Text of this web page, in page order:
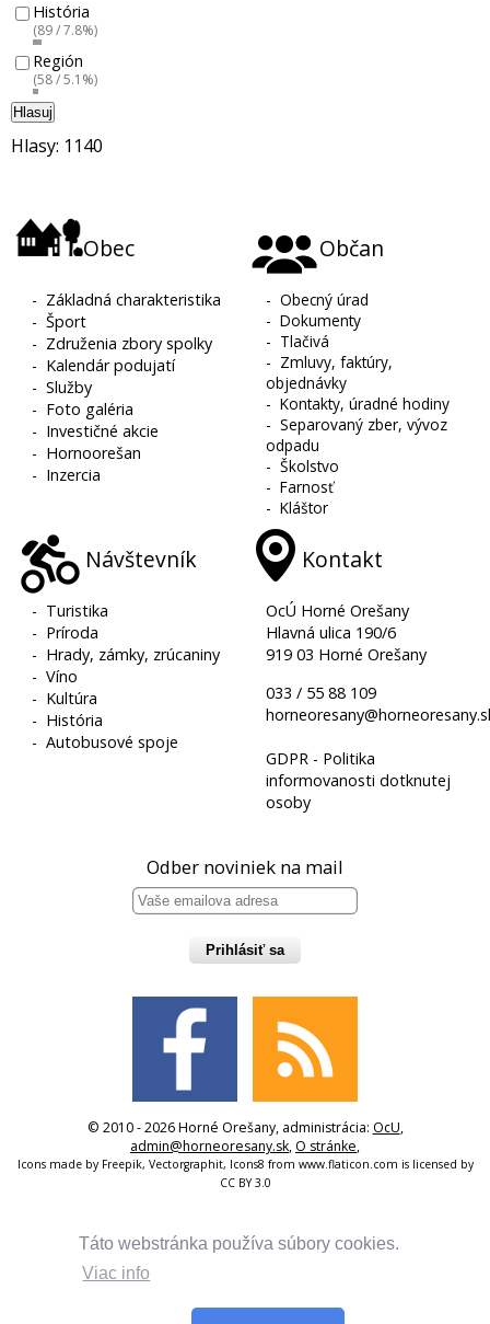
Táto webstránka používa súbory cookies.
Viac info
História
(89 / 7.8%)
Región
(58 / 5.1%)
Hlasuj
Hlasy: 1140
Obec
- Základná charakteristika
-Šport
- Združenia zbory spolky
- Kalendár podujatí
-Služby
- Foto galéria
- Investičné akcie
- Hornoorešan
- Inzercia
Občan
-Obecný úrad
-Dokumenty
- Tlačivá
- Zmluvy, faktúry,
objednávky
-Kontakty, úradné hodiny
-Separovaný zber, vývoz
odpadu
-Školstvo
-Farnosť
-Kláštor
Návštevník
- Turistika
- Príroda
- Hrady, zámky, zrúcaniny
-Víno
- Kultúra
- História
-Autobusové spoje
Kontakt
OcÚ Horné Orešany
Hlavná ulica 190/6
919 03 Horné Orešany
033 / 55 88 109
GDPR - Politika
informovanosti dotknutej
osoby
Odber noviniek na mail
Prihlásiť sa
© 2010 - 2026 Horné Orešany, administrácia: OcU,
admin@horneoresany.sk, O stránke,
Icons made by Freepik, Vectorgraphit, Icons8 from www.flaticon.com is licensed by
CC BY 3.0